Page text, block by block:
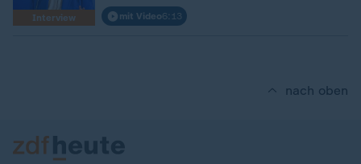
Interview mit Video6:13
nach oben